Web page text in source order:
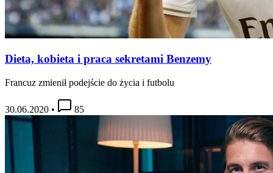
Dieta, kobieta i praca sekretami Benzemy
Francuz zmienił podejście do życia i futbolu
30.06.2020 • 85